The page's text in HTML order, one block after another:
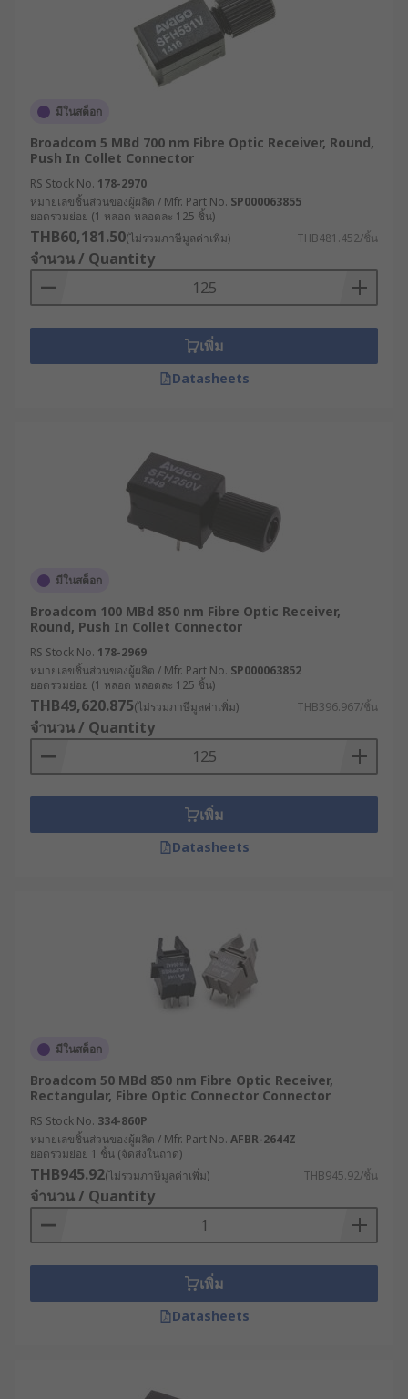
มีในสต็อก
Broadcom 5 MBd 700 nm Fibre Optic Receiver, Round,
Push In Collet Connector
RS Stock No. 178-2970
หมายเลขชิ้นส่วนของผู้ผลิต / Mfr. Part No. SP000063855
ยอดรวมย่อย (1 หลอด หลอดละ 125 ชิ้น)
THB60,181.50(ไม่รวมภาษีมูลค่าเพิ่ม) THB481.452/ชิ้น
จำนวน / Quantity
เพิ่ม
Datasheets
มีในสต็อก
Broadcom 100 MBd 850 nm Fibre Optic Receiver,
Round, Push In Collet Connector
RS Stock No. 178-2969
หมายเลขชิ้นส่วนของผู้ผลิต / Mfr. Part No. SP000063852
ยอดรวมย่อย (1 หลอด หลอดละ 125 ชิ้น)
THB49,620.875(ไม่รวมภาษีมูลค่าเพิ่ม) THB396.967/ชิ้น
จำนวน / Quantity
เพิ่ม
Datasheets
มีในสต็อก
Broadcom 50 MBd 850 nm Fibre Optic Receiver,
Rectangular, Fibre Optic Connector Connector
RS Stock No. 334-860P
หมายเลขชิ้นส่วนของผู้ผลิต / Mfr. Part No. AFBR-2644Z
ยอดรวมย่อย 1 ชิ้น (จัดส่งในถาด)
THB945.92(ไม่รวมภาษีมูลค่าเพิ่ม) THB945.92/ชิ้น
จำนวน / Quantity
เพิ่ม
Datasheets